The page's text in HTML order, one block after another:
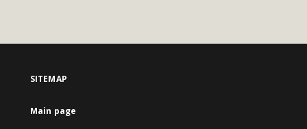
SITEMAP
Main page